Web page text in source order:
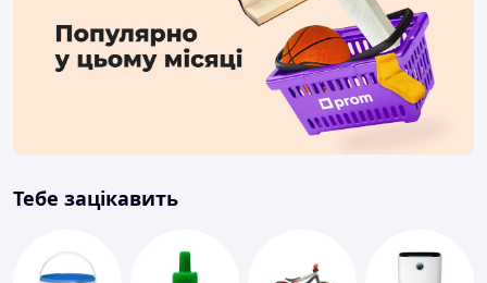
Тебе зацікавить